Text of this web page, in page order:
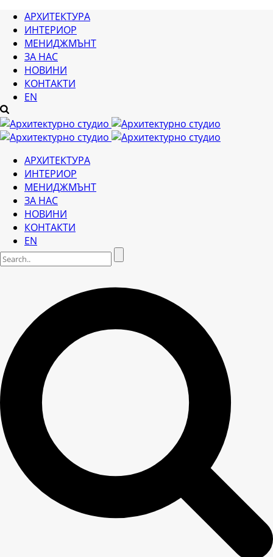
АРХИТЕКТУРА
ИНТЕРИОР
МЕНИДЖМЪНТ
ЗА НАС
НОВИНИ
КОНТАКТИ
EN
АРХИТЕКТУРА
ИНТЕРИОР
МЕНИДЖМЪНТ
ЗА НАС
НОВИНИ
КОНТАКТИ
EN